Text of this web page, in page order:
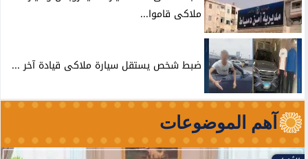
ملاكى قاموا...
ضبط شخص يستقل سيارة ملاكى قيادة آخر ...
آهم الموضوعات